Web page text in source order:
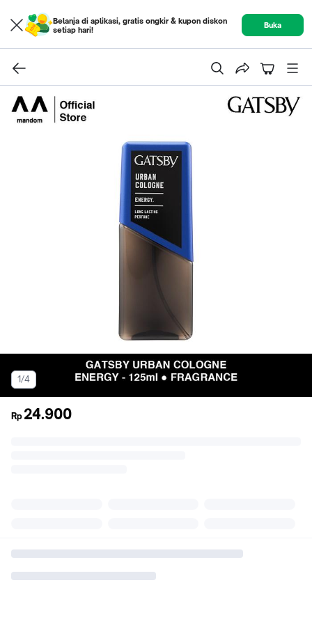
Belanja di aplikasi, gratis ongkir & kupon diskon
setiap hari!
Buka
1/4
Rp 24.900